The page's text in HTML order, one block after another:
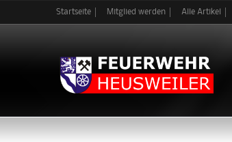
Startseite Mitglied werden Alle Artikel